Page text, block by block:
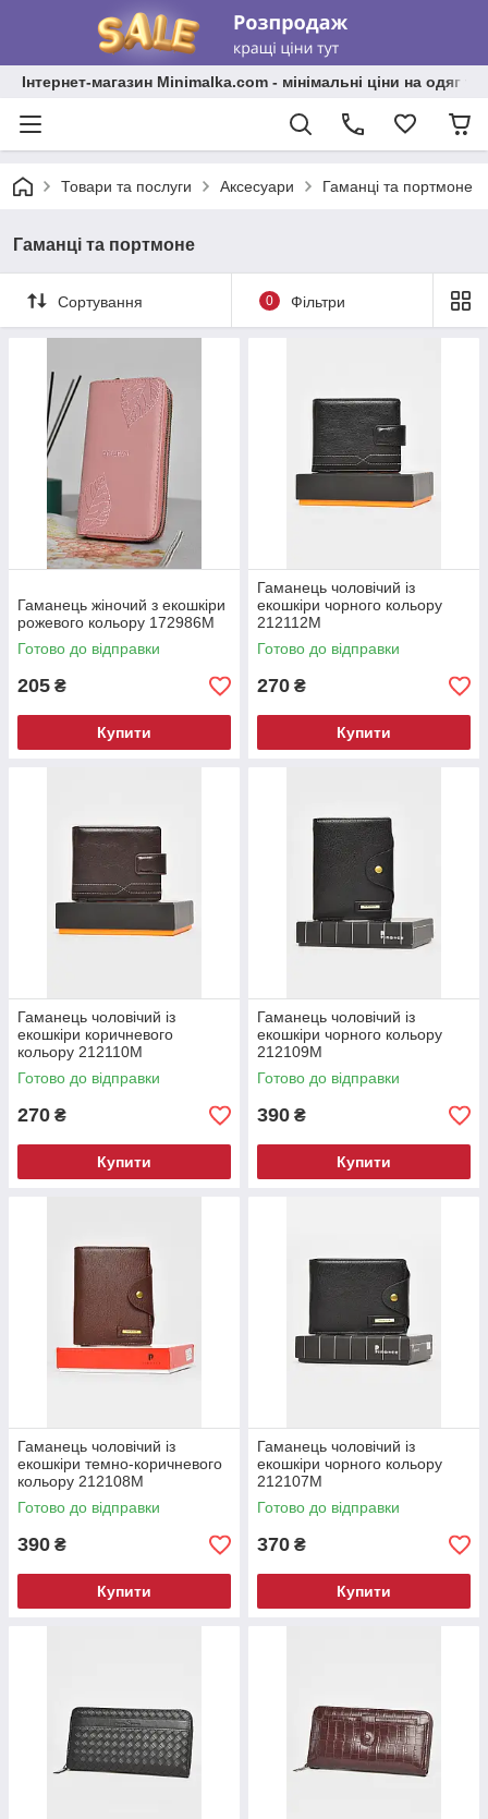
Інтернет-магазин Minimalka.com - мінімальні ціни на одяг
Товари та послуги Аксесуари Гаманці та портмоне
Гаманці та портмоне
Сортування 0 Фільтри
Гаманець жіночий з екошкіри
рожевого кольору 172986M
Готово до відправки
205 ₴
Купити
Гаманець чоловічий із
екошкіри чорного кольору
212112M
Готово до відправки
270 ₴
Купити
Гаманець чоловічий із
екошкіри коричневого
кольору 212110M
Готово до відправки
270 ₴
Купити
Гаманець чоловічий із
екошкіри чорного кольору
212109M
Готово до відправки
390 ₴
Купити
Гаманець чоловічий із
екошкіри темно-коричневого
кольору 212108M
Готово до відправки
390 ₴
Купити
Гаманець чоловічий із
екошкіри чорного кольору
212107M
Готово до відправки
370 ₴
Купити